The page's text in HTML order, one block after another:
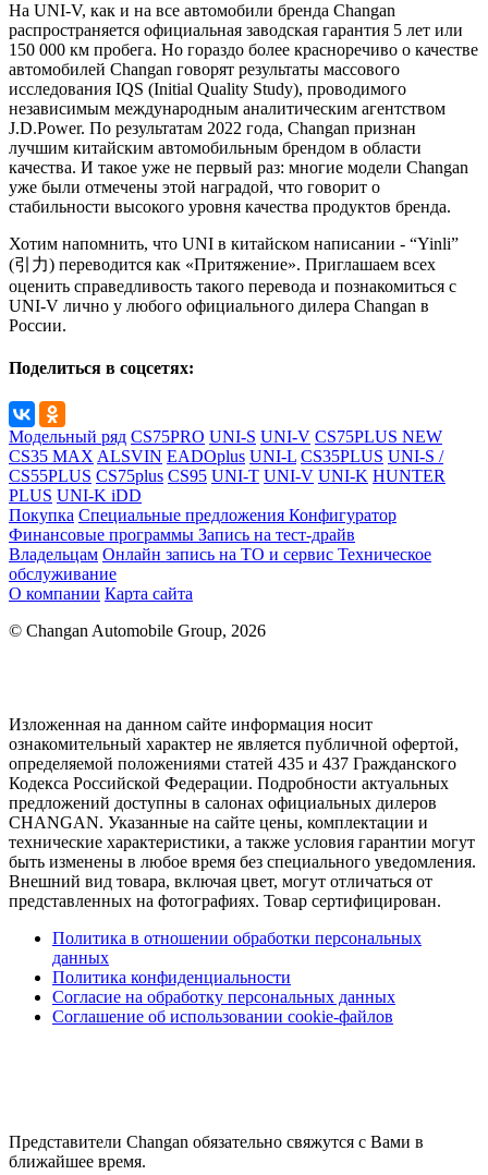
На UNI-V, как и на все автомобили бренда Changan
распространяется официальная заводская гарантия 5 лет или
150 000 км пробега. Но гораздо более красноречиво о качестве
автомобилей Changan говорят результаты массового
исследования IQS (Initial Quality Study), проводимого
независимым международным аналитическим агентством
J.D.Power. По результатам 2022 года, Changan признан
лучшим китайским автомобильным брендом в области
качества. И такое уже не первый раз: многие модели Changan
уже были отмечены этой наградой, что говорит о
стабильности высокого уровня качества продуктов бренда.
Хотим напомнить, что UNI в китайском написании - “Yinli”
(引力) переводится как «Притяжение». Приглашаем всех
оценить справедливость такого перевода и познакомиться с
UNI-V лично у любого официального дилера Changan в
России.
Поделиться в соцсетях:
Модельный ряд CS75PRO UNI-S UNI-V CS75PLUS NEW
CS35 MAX ALSVIN EADOplus UNI-L CS35PLUS UNI-S /
CS55PLUS CS75plus CS95 UNI-T UNI-V UNI-K HUNTER
PLUS UNI-K iDD
Покупка Специальные предложения Конфигуратор
Финансовые программы Запись на тест-драйв
Владельцам Онлайн запись на ТО и сервис Техническое
обслуживание
О компании Карта сайта
© Changan Automobile Group, 2026
Изложенная на данном сайте информация носит
ознакомительный характер не является публичной офертой,
определяемой положениями статей 435 и 437 Гражданского
Кодекса Российской Федерации. Подробности актуальных
предложений доступны в салонах официальных дилеров
CHANGAN. Указанные на сайте цены, комплектации и
технические характеристики, а также условия гарантии могут
быть изменены в любое время без специального уведомления.
Внешний вид товара, включая цвет, могут отличаться от
представленных на фотографиях. Товар сертифицирован.
Политика в отношении обработки персональных
данных
Политика конфиденциальности
Согласие на обработку персональных данных
Соглашение об использовании cookie-файлов
Представители Changan обязательно свяжутся с Вами в
ближайшее время.